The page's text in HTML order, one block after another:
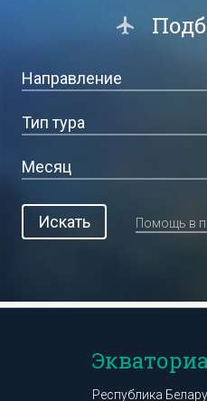
Искать Помощь в
Республика